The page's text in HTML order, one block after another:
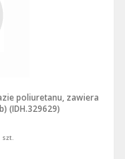
poliuretanu, zawiera
(IDH.329629)
szt.